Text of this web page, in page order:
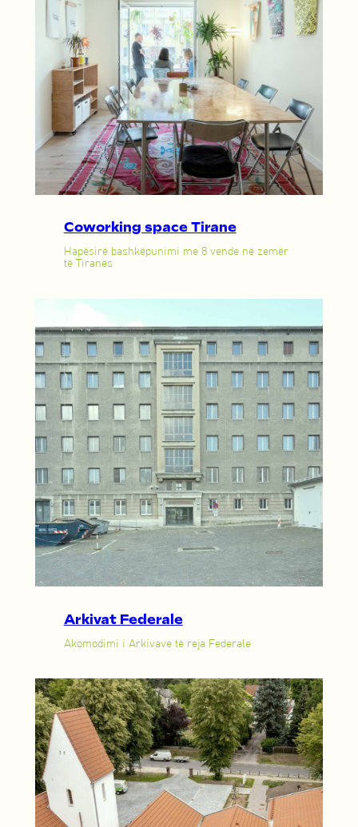
Coworking space Tirane
Hapësirë bashkëpunimi me 8 vende në zemër
të Tiranës
Arkivat Federale
Akomodimi i Arkivave të reja Federale